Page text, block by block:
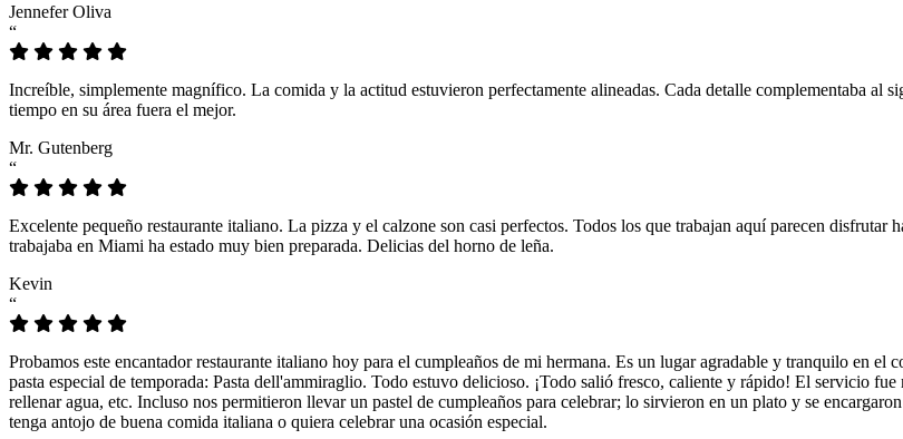
Jennefer Oliva
“
Increíble, simplemente magnífico. La comida y la actitud estuvieron perfectamente alineadas. Cada detalle complementaba al
tiempo en su área fuera el mejor.
Mr. Gutenberg
“
Excelente pequeño restaurante italiano. La pizza y el calzone son casi perfectos. Todos los que trabajan aquí parecen
trabajaba en Miami ha estado muy bien preparada. Delicias del horno de leña.
Kevin
“
Probamos este encantador restaurante italiano hoy para el cumpleaños de mi hermana. Es un lugar agradable y tranquilo en
pasta especial de temporada: Pasta dell'ammiraglio. Todo estuvo delicioso. ¡Todo salió fresco, caliente y rápido! El servicio
rellenar agua, etc. Incluso nos permitieron llevar un pastel de cumpleaños para celebrar; lo sirvieron en un plato y se
tenga antojo de buena comida italiana o quiera celebrar una ocasión especial.